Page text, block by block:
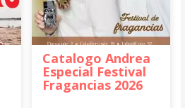
Catalogo Andrea
Especial Festival
Fragancias 2026